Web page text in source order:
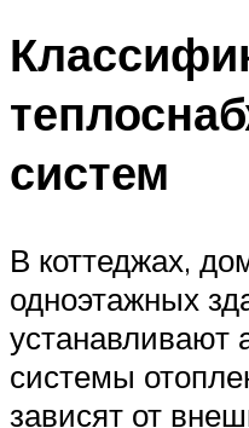
систем
В коттеджах,
одноэтажных
устанавливают
системы
зависят от